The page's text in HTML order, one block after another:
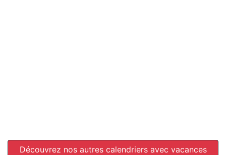
Découvrez nos autres calendriers avec vacances